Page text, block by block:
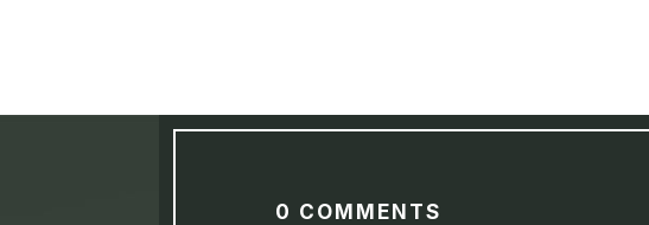
0 COMMENTS